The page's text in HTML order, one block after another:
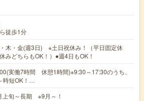
徒歩1分
木・金(週3日) ※土日祝休み！（平日固定休
みどちらもOK！）●週4日もOK！
実働7時間 休憩1時間)※9:30～17:30のうち、
時短OK！…
上旬～長期 ※9月～！